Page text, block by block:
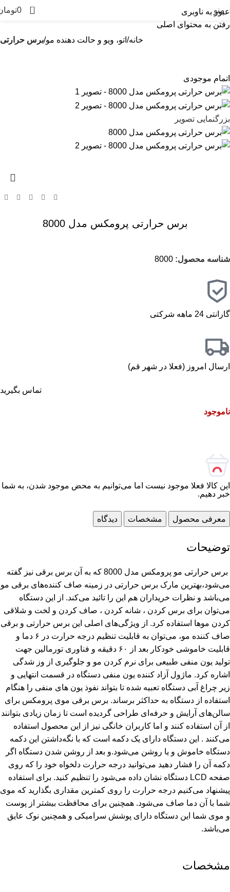
عبور به ناوبری
رفتن به محتوای اصلی
منو 0
0
خانه اتو، ویو و حالت دهنده مو برس حرارتی
اتمام موجودی
بزرگنمایی تصویر
برس حرارتی پرومکس مدل 8000
شناسه محصول: 8000
گارانتی 24 ماهه شرکتی
ارسال امروز (فعلا در شهر قم)
تماس بگیرید
ناموجود
این کالا فعلا موجود نیست اما می‌توانیم به محض موجود شدن، به شما
خبر دهیم.
معرفی محصول مشخصات دیدگاه
توضیحات
‌ برس حرارتی مو پرومکس مدل 8000 که به آن برس برقی نیز گفته
می‌شود،بهترین مارک برس حرارتی در زمینه صاف کننده‌های برقی مو
می‌باشد و نظرات خریداران هم این را تائید می‌کند. از این دستگاه
می‌توان برای برس کردن ، شانه کردن ، صاف کردن و لخت و شلاقی
کردن موها استفاده کرد. از ویژگی‌های اصلی این برس حرارتی و برقی
صاف کننده مو، می‌توان به قابلیت تنظیم درجه حرارت در ۶ دما و
قابلیت خاموشی خودکار بعد از ۶۰ دقیقه و فناوری تورمالین جهت
تولید یون منفی طبیعی برای نرم کردن مو و جلوگیری از وز شدگی
اشاره کرد. ماژول آزاد کننده یون منفی دستگاه در قسمت انتهایی و
زیر چراغ آبی دستگاه تعبیه شده تا بتواند نفوذ یون های منفی را هنگام
استفاده از دستگاه به حداکثر برساند. برس برقی موی پرومکس برای
سالن‌های آرایش و حرفه‌ای طراحی گردیده است تا زمان زیادی بتوانند
از آن استفاده کنند و اما کاربران خانگی نیز از این محصول استفاده
می‌کنند . این دستگاه دارای یک دکمه است که با نگه‌داشتن این دکمه
دستگاه خاموش و یا روشن می‌شود.و بعد از روشن شدن دستگاه اگر
دکمه آن را فشار دهید می‌توانید درجه حرارت دلخواه خود را که روی
صفحه LCD دستگاه نشان داده می‌شود را تنظیم کنید. برای استفاده
پیشنهاد می‌کنیم درجه حرارت را روی کمترین مقداری بگذارید که موی
شما با آن دما صاف می‌شود. همچنین برای محافظت بیشتر از پوست
و موی شما این دستگاه دارای پوشش سرامیکی و همچنین نوک عایق
می‌باشد.
مشخصات